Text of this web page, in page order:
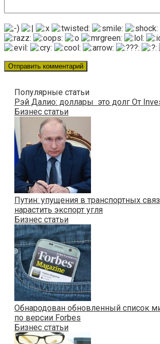
Популярные статьи
Рэй Далио: доллары это долг От
Бизнес статьи
Путин: упущения в транспортных
нарастить экспорт угля
Бизнес статьи
Обнародован обновленный список
по версии Forbes
Бизнес статьи